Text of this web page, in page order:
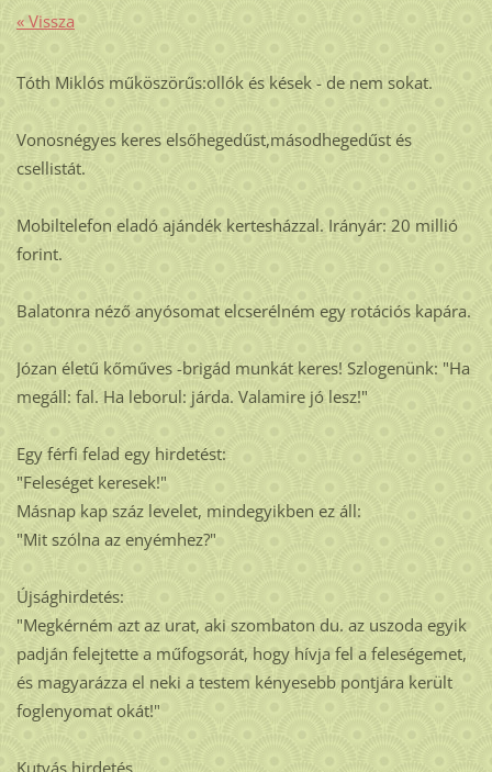
« Vissza
Tóth Miklós műköszörűs:ollók és kések - de nem sokat.
Vonosnégyes keres elsőhegedűst,másodhegedűst és
csellistát.
Mobiltelefon eladó ajándék kertesházzal. Irányár: 20 millió
forint.
Balatonra néző anyósomat elcserélném egy rotációs kapára.
Józan életű kőműves -brigád munkát keres! Szlogenünk: "Ha
megáll: fal. Ha leborul: járda. Valamire jó lesz!"
Egy férfi felad egy hirdetést:
"Feleséget keresek!"
Másnap kap száz levelet, mindegyikben ez áll:
"Mit szólna az enyémhez?"
Újsághirdetés:
"Megkérném azt az urat, aki szombaton du. az uszoda egyik
padján felejtette a műfogsorát, hogy hívja fel a feleségemet,
és magyarázza el neki a testem kényesebb pontjára került
foglenyomat okát!"